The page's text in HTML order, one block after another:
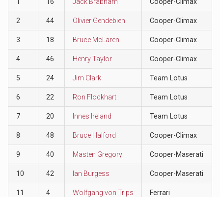
2 44 Olivier Gendebien Cooper-Climax
3 18 Bruce McLaren Cooper-Climax
4 46 Henry Taylor Cooper-Climax
5 24 Jim Clark Team Lotus
6 22 Ron Flockhart Team Lotus
7 20 Innes Ireland Team Lotus
8 48 Bruce Halford Cooper-Climax
9 40 Masten Gregory Cooper-Maserati
10 42 Ian Burgess Cooper-Maserati
11 4 Wolfgang von Trips Ferrari